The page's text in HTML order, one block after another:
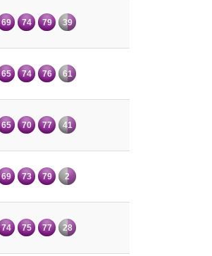
69 74 79 39
65 74 76 61
65 70 77 41
69 73 79 2
74 75 77 28